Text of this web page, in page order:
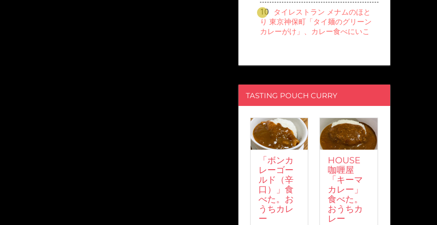
タイレストラン メナムのほと
り 東京神保町「タイ麺のグリーン
カレーがけ」、カレー食べにいこ
TASTING POUCH CURRY
「ボンカ
レーゴー
ルド（辛
口）」食
べた。お
うちカレ
ー
HOUSE
咖喱屋
「キーマ
カレー」
食べた。
おうちカ
レー